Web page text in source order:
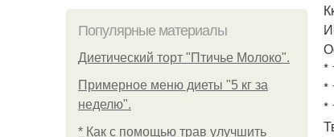
Популярные материалы
Диетический торт "Птичье Молоко".
Примерное меню диеты "5 кг за
неделю".
* Как с помощью трав улучшить
*
*
*